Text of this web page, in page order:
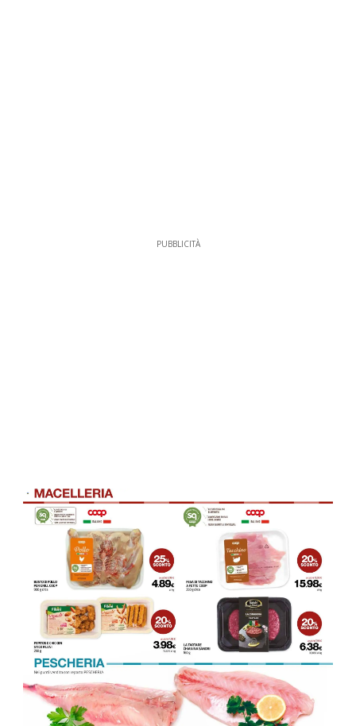
PUBBLICITÀ